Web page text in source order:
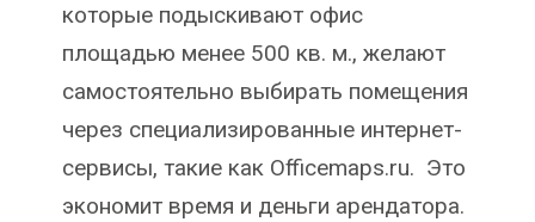
которые подыскивают офис
площадью менее 500 кв. м., желают
самостоятельно выбирать помещения
через специализированные интернет-
сервисы, такие как Officemaps.ru. Это
экономит время и деньги арендатора.